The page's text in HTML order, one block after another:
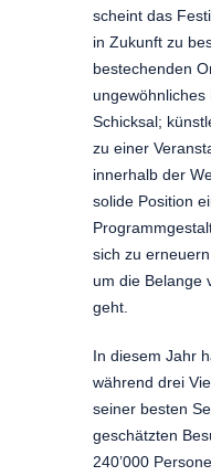
scheint das
in Zukunft zu
bestechenden
Schicksal;
zu einer
innerhalb der
solide Position
sich zu
um die Belange
geht.
In diesem Jahr
während drei
seiner besten
geschätzten
240’000